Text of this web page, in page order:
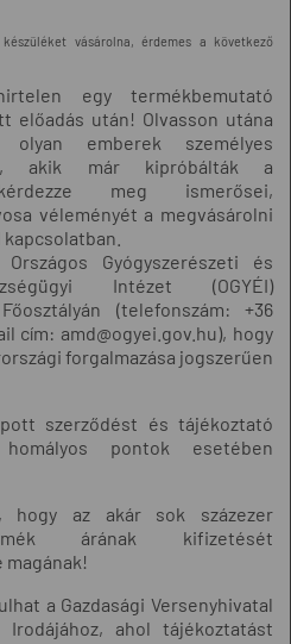
vásárolna, érdemes a következő
egy termékbemutató
előadás után! Olvasson utána
emberek személyes
akik már kipróbálták a
meg ismerősei,
véleményét a megvásárolni
Gyógyszerészeti és
Intézet (OGYÉI)
(telefonszám: +36
cím: amd@ogyei.gov.hu), hogy
forgalmazása jogszerűen
szerződést és tájékoztató
pontok esetében
hogy az akár sok százezer
árának kifizetését
a Gazdasági Versenyhivatal
Irodájához, ahol tájékoztatást